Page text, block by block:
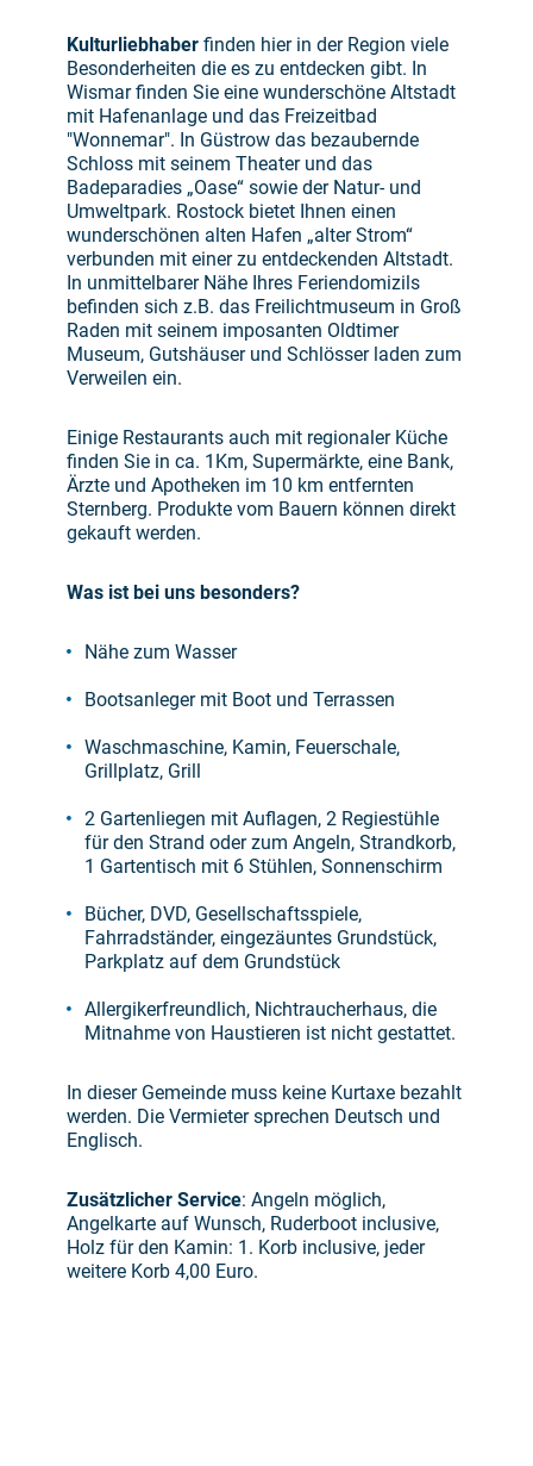
Kulturliebhaber finden hier in der Region viele
Besonderheiten die es zu entdecken gibt. In
Wismar finden Sie eine wunderschöne Altstadt
mit Hafenanlage und das Freizeitbad
"Wonnemar". In Güstrow das bezaubernde
Schloss mit seinem Theater und das
Badeparadies „Oase“ sowie der Natur- und
Umweltpark. Rostock bietet Ihnen einen
wunderschönen alten Hafen „alter Strom“
verbunden mit einer zu entdeckenden Altstadt.
In unmittelbarer Nähe Ihres Feriendomizils
befinden sich z.B. das Freilichtmuseum in Groß
Raden mit seinem imposanten Oldtimer
Museum, Gutshäuser und Schlösser laden zum
Verweilen ein.
Einige Restaurants auch mit regionaler Küche
finden Sie in ca. 1Km, Supermärkte, eine Bank,
Ärzte und Apotheken im 10 km entfernten
Sternberg. Produkte vom Bauern können direkt
gekauft werden.
Was ist bei uns besonders?
Nähe zum Wasser
Bootsanleger mit Boot und Terrassen
Waschmaschine, Kamin, Feuerschale,
Grillplatz, Grill
2 Gartenliegen mit Auflagen, 2 Regiestühle
für den Strand oder zum Angeln, Strandkorb,
1 Gartentisch mit 6 Stühlen, Sonnenschirm
Bücher, DVD, Gesellschaftsspiele,
Fahrradständer, eingezäuntes Grundstück,
Parkplatz auf dem Grundstück
Allergikerfreundlich, Nichtraucherhaus, die
Mitnahme von Haustieren ist nicht gestattet.
In dieser Gemeinde muss keine Kurtaxe bezahlt
werden. Die Vermieter sprechen Deutsch und
Englisch.
Zusätzlicher Service: Angeln möglich,
Angelkarte auf Wunsch, Ruderboot inclusive,
Holz für den Kamin: 1. Korb inclusive, jeder
weitere Korb 4,00 Euro.